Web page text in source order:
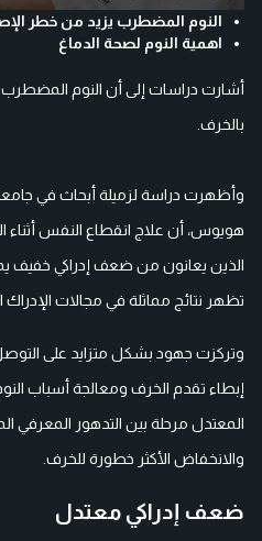
النوم المضطرب يزيد من خطر
اهمية النوم لصحة الدماغ
أشارت دراسات إلى أن النوم
بالخرف.
وأظهرت دراسة لزميلة أبحاث في
هويوس، أن علاج انقطاع النفس أثناء
الذين يعانون من ضعف إدراكي خفيف
تظهر نتائج مماثلة في مجالات الإدراك
وتركزت جهود بشكل متزايد على
إبطاء تقدم الخرف ومعالجة أسباب
المعتدل مرحلة بين التدهور المعرفي
والانخفاض الأكثر خطورة للخرف.
ضعف إدراكي معتدل